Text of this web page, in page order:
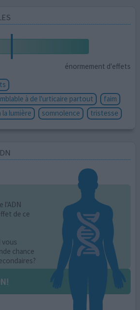
énormement d'effets
à de l'urticaire partout
faim
lumière somnolence tristesse
l'ADN
de ce
vous
chance